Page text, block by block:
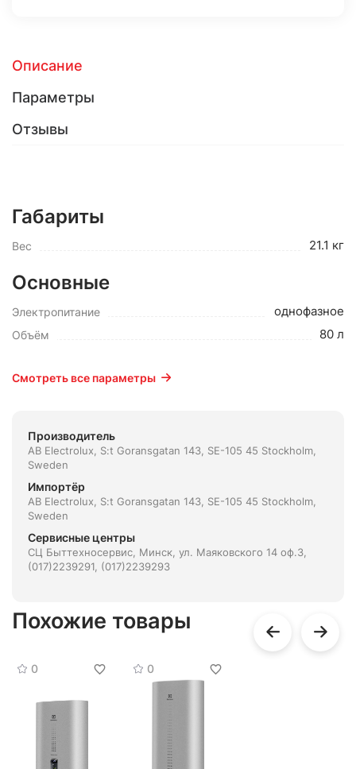
Описание
Параметры
Отзывы
Габариты
Вес 21.1 кг
Основные
Электропитание однофазное
Объём 80 л
Смотреть все параметры
Производитель
AB Electrolux, S:t Goransgatan 143, SE-105 45 Stockholm,
Sweden
Импортёр
AB Electrolux, S:t Goransgatan 143, SE-105 45 Stockholm,
Sweden
Сервисные центры
СЦ Быттехносервис, Минск, ул. Маяковского 14 оф.3,
(017)2239291, (017)2239293
Похожие товары
0 0